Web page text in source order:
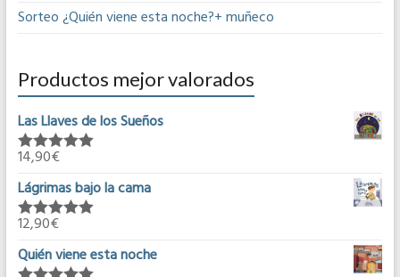
Sorteo ¿Quién viene esta noche?+ muñeco
Productos mejor valorados
Las Llaves de los Sueños
Valorado en
14,90€
Lágrimas bajo la cama
Valorado en
12,90€
Quién viene esta noche